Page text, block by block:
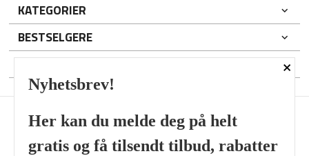
KATEGORIER
BESTSELGERE
DIN KONTO
×
Nyhetsbrev!
Her kan du melde deg på helt
gratis og få tilsendt tilbud, rabatter